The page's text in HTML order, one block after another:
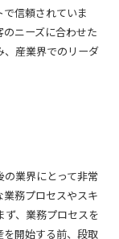
信頼されていま
ニーズに合わせた
産業界でのリーダ
業界にとって非常
務プロセスやスキ
ず、業務プロセスを
開始する前、段取